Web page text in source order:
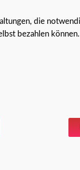
die
bezahlen können.